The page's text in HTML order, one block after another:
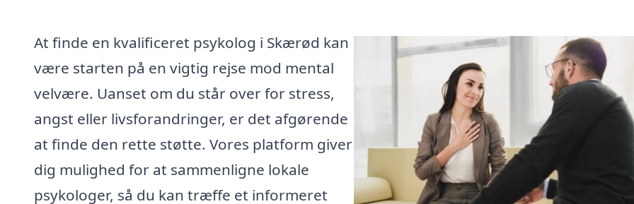
At finde en kvalificeret psykolog i Skærød kan
være starten på en vigtig rejse mod mental
velvære. Uanset om du står over for stress,
angst eller livsforandringer, er det afgørende
at finde den rette støtte. Vores platform giver
dig mulighed for at sammenligne lokale
psykologer, så du kan træffe et informeret